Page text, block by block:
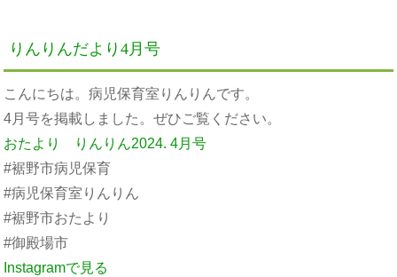
りんりんだより4月号
こんにちは。病児保育室りんりんです。
4月号を掲載しました。ぜひご覧ください。
おたより りんりん2024. 4月号
#裾野市病児保育
#病児保育室りんりん
#裾野市おたより
#御殿場市
Instagramで見る